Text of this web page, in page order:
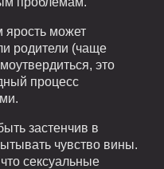
ярость может
родители (чаще
это
процесс
застенчив в
чувство вины.
сексуальные